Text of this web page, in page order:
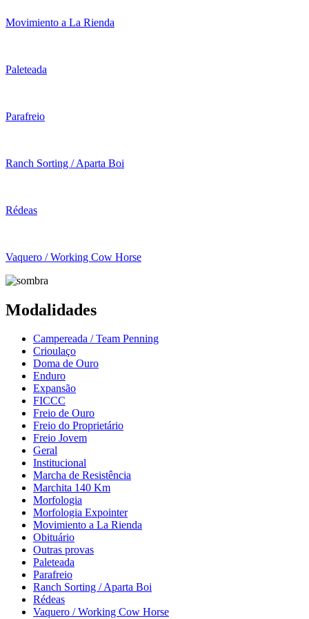
Movimiento a La Rienda
Paleteada
Parafreio
Ranch Sorting / Aparta Boi
Rédeas
Vaquero / Working Cow Horse
Modalidades
Campereada / Team Penning
Crioulaço
Doma de Ouro
Enduro
Expansão
FICCC
Freio de Ouro
Freio do Proprietário
Freio Jovem
Geral
Institucional
Marcha de Resistência
Marchita 140 Km
Morfologia
Morfologia Expointer
Movimiento a La Rienda
Obituário
Outras provas
Paleteada
Parafreio
Ranch Sorting / Aparta Boi
Rédeas
Vaquero / Working Cow Horse